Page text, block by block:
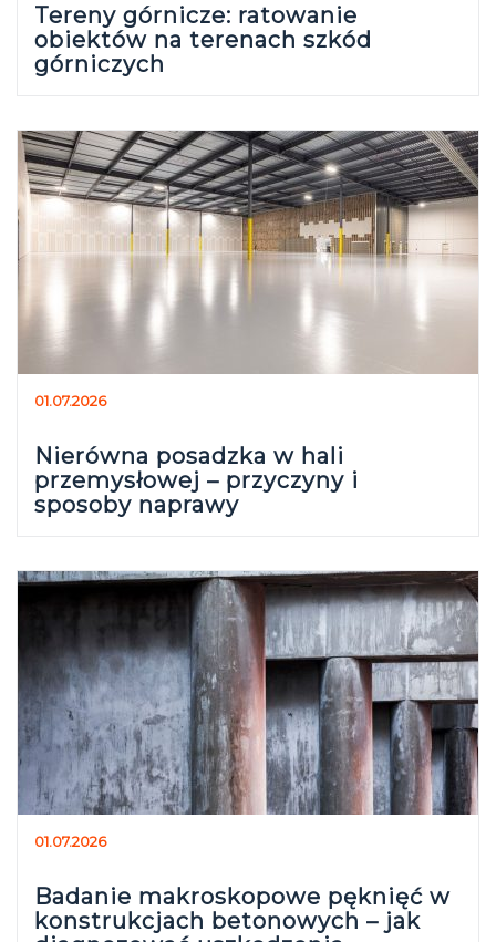
Tereny górnicze: ratowanie
obiektów na terenach szkód
górniczych
01.07.2026
Nierówna posadzka w hali
przemysłowej – przyczyny i
sposoby naprawy
01.07.2026
Badanie makroskopowe pęknięć w
konstrukcjach betonowych – jak